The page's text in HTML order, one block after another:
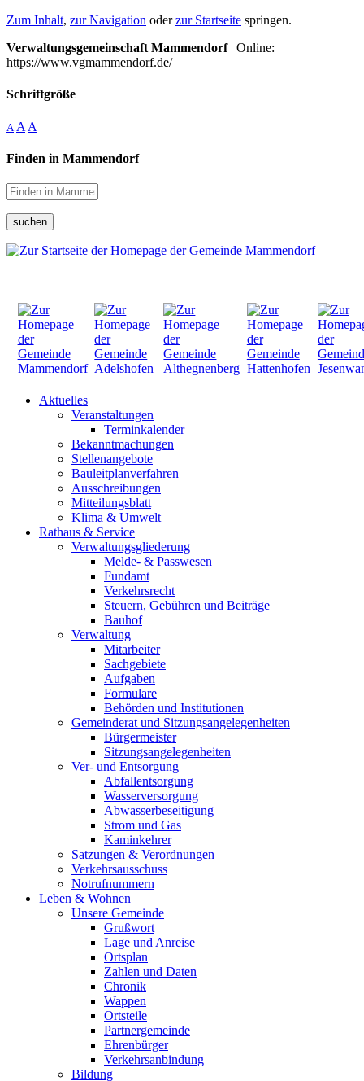
Zum Inhalt, zur Navigation oderzur Startseite springen.
Verwaltungsgemeinschaft Mammendorf| Online:
https://www.vgmammendorf.de/
Schriftgröße
A A A
Finden in Mammendorf
suchen
Aktuelles
Veranstaltungen
Terminkalender
Bekanntmachungen
Stellenangebote
Bauleitplanverfahren
Ausschreibungen
Mitteilungsblatt
Klima & Umwelt
Rathaus & Service
Verwaltungsgliederung
Melde- & Passwesen
Fundamt
Verkehrsrecht
Steuern, Gebühren und Beiträge
Bauhof
Verwaltung
Mitarbeiter
Sachgebiete
Aufgaben
Formulare
Behörden und Institutionen
Gemeinderat und Sitzungsangelegenheiten
Bürgermeister
Sitzungsangelegenheiten
Ver- und Entsorgung
Abfallentsorgung
Wasserversorgung
Abwasserbeseitigung
Strom und Gas
Kaminkehrer
Satzungen & Verordnungen
Verkehrsausschuss
Notrufnummern
Leben & Wohnen
Unsere Gemeinde
Grußwort
Lage und Anreise
Ortsplan
Zahlen und Daten
Chronik
Wappen
Ortsteile
Partnergemeinde
Ehrenbürger
Verkehrsanbindung
Bildung